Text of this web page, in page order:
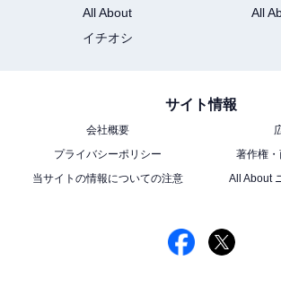
All About
All
イチオシ
サイト情報
会社概要
プライバシーポリシー
著作権
当サイトの情報についての注意
All About